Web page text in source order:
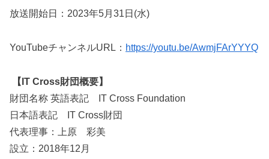
放送開始日：2023年5月31日(水)
YouTubeチャンネルURL： https://youtu.be/AwmjFArYYYQ
【IT Cross財団概要】
財団名称 英語表記 IT Cross Foundation
日本語表記 IT Cross財団
代表理事：上原 彩美
設立：2018年12月